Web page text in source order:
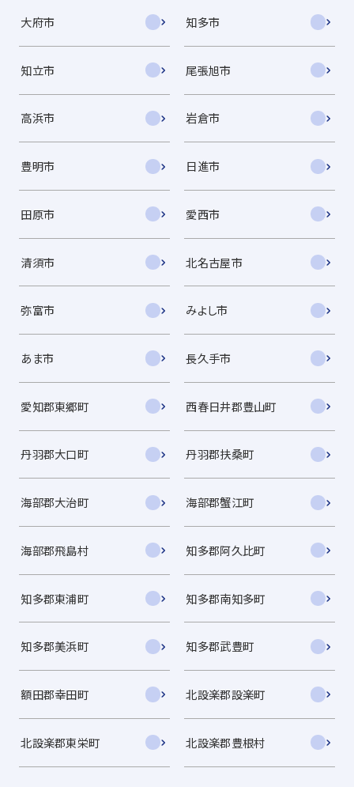
大府市 知多市
知立市 尾張旭市
高浜市 岩倉市
豊明市 日進市
田原市 愛西市
清須市 北名古屋市
弥富市 みよし市
あま市 長久手市
愛知郡東郷町 西春日井郡豊山町
丹羽郡大口町 丹羽郡扶桑町
海部郡大治町 海部郡蟹江町
海部郡飛島村 知多郡阿久比町
知多郡東浦町 知多郡南知多町
知多郡美浜町 知多郡武豊町
額田郡幸田町 北設楽郡設楽町
北設楽郡東栄町 北設楽郡豊根村